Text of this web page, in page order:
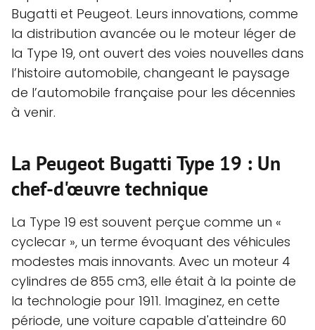
Bugatti et Peugeot. Leurs innovations, comme
la distribution avancée ou le moteur léger de
la Type 19, ont ouvert des voies nouvelles dans
l’histoire automobile, changeant le paysage
de l’automobile française pour les décennies
à venir.
La Peugeot Bugatti Type 19 : Un
chef-d'œuvre technique
La Type 19 est souvent perçue comme un «
cyclecar », un terme évoquant des véhicules
modestes mais innovants. Avec un moteur 4
cylindres de 855 cm3, elle était à la pointe de
la technologie pour 1911. Imaginez, en cette
période, une voiture capable d'atteindre 60